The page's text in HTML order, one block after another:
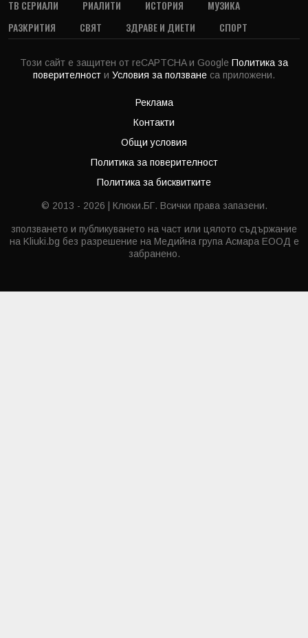
ТВ СЕРИАЛИ РИАЛИТИ ИСТОРИЯ
МУЗИКА
РАЗКРИТИЯ
СВЯТ ЗДРАВЕ И ДИЕТИ СПОРТ
Този сайт е защитен от reCAPTCHA и Google Политика за
поверителност и Условия за ползване са приложени.
Реклама
Контакти
Общи условия
Политика за поверителност
Политика за бисквитките
© 2013 - 2026 | Клюки.БГ. Всички права запазени.
зползването и публикуването на част или цялото съдържание
на Kliuki.bg без разрешение на Медийна група Асмара ЕООД е
забранено.